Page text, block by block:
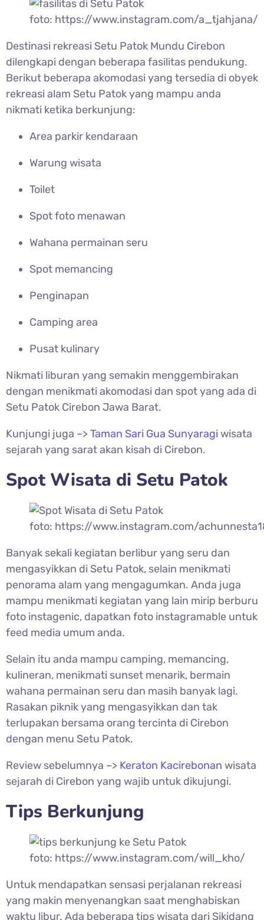
foto: https://www.instagram.com/a_tjahjana/
Destinasi rekreasi Setu Patok Mundu Cirebon
dilengkapi dengan beberapa fasilitas pendukung.
Berikut beberapa akomodasi yang tersedia di obyek
rekreasi alam Setu Patok yang mampu anda
nikmati ketika berkunjung:
Area parkir kendaraan
Warung wisata
Toilet
Spot foto menawan
Wahana permainan seru
Spot memancing
Penginapan
Camping area
Pusat kulinary
Nikmati liburan yang semakin menggembirakan
dengan menikmati akomodasi dan spot yang ada di
Setu Patok Cirebon Jawa Barat.
Kunjungi juga –>Taman Sari Gua Sunyaragi wisata
sejarah yang sarat akan kisah di Cirebon.
Spot Wisata di Setu Patok
foto: https://www.instagram.com/
Banyak sekali kegiatan berlibur yang seru dan
mengasyikkan di Setu Patok, selain menikmati
penorama alam yang mengagumkan. Anda juga
mampu menikmati kegiatan yang lain mirip berburu
foto instagenic, dapatkan foto instagramable untuk
feed media umum anda.
Selain itu anda mampu camping, memancing,
kulineran, menikmati sunset menarik, bermain
wahana permainan seru dan masih banyak lagi.
Rasakan piknik yang mengasyikkan dan tak
terlupakan bersama orang tercinta di Cirebon
dengan menu Setu Patok.
Review sebelumnya –> Keraton Kacirebonan wisata
sejarah di Cirebon yang wajib untuk dikujungi.
Tips Berkunjung
foto: https://www.instagram.com/will_kho/
Untuk mendapatkan sensasi perjalanan rekreasi
yang makin menyenangkan saat menghabiskan
waktu libur. Ada beberapa tips wisata dari Sikidang